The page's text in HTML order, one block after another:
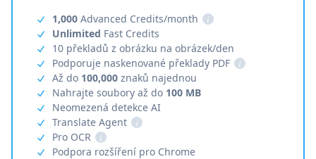
1,000 Advanced Credits/month
i
Unlimited Fast Credits
10 překladů z obrázku na obrázek/den
Podporuje naskenované překlady PDF
i
Až do 100,000 znaků najednou
Nahrajte soubory až do 100 MB
Neomezená detekce AI
Translate Agent
i
Pro OCR
i
Podpora rozšíření pro Chrome